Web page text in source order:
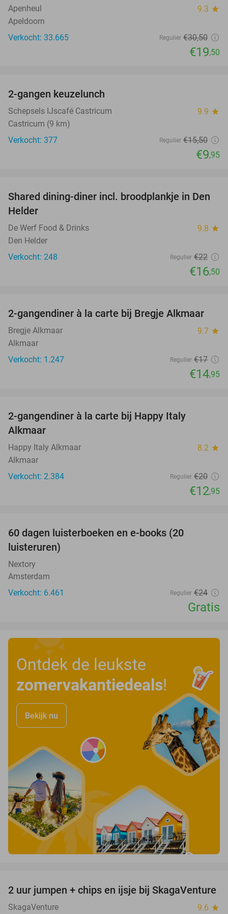
Apenheul 9.3 star
Apeldoorn
Verkocht: 33.665
Regulier €30,50
€19,50
2-gangen keuzelunch
Schepsels IJscafé Castricum 9.9 star
Castricum (9 km)
Verkocht: 377
Regulier €15,50
€9,95
25%
Shared dining-diner incl. broodplankje in Den
Helder
De Werf Food & Drinks 9.8 star
Den Helder
Verkocht: 248
Regulier €22
€16,50
12%
2-gangendiner à la carte bij Bregje Alkmaar
Bregje Alkmaar 9.7 star
Alkmaar
Verkocht: 1.247
Regulier €17
€14,95
2-gangendiner à la carte bij Happy Italy
Alkmaar
Happy Italy Alkmaar 8.2 star
Alkmaar
Verkocht: 2.384
Regulier €20
€12,95
60 dagen luisterboeken en e-books (20
luisteruren)
Nextory
Amsterdam
Verkocht: 6.461
Regulier €24
Gratis
Ontdek de leukste
zomervakantiedeals!
Bekijk nu
45%
2 uur jumpen + chips en ijsje bij SkagaVenture
SkagaVenture 9.6 star